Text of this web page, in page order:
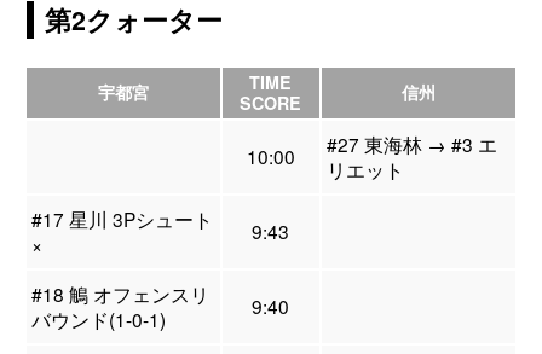
第2クォーター
宇都宮
TIME
SCORE
信州
10:00
#27 東海林 → #3 エ
リエット
#17 星川 3Pシュート
×
9:43
#18 鵤 オフェンスリ
バウンド(1-0-1)
9:40